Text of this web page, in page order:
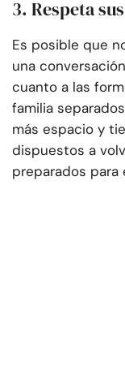
3. Respeta
Es posible que
una
cuanto a las
familia
más espacio y
dispuestos a
preparados para